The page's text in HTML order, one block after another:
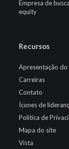
Empresa de
equity
Recursos
Apresentação
Carreiras
Contato
Ícones de
Política de
Mapa do site
Vista